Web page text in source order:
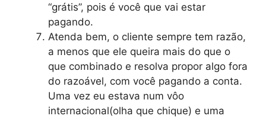
“grátis”, pois é você que vai estar
pagando.
Atenda bem, o cliente sempre tem razão,
a menos que ele queira mais do que o
que combinado e resolva propor algo fora
do razoável, com você pagando a conta.
Uma vez eu estava num vôo
internacional(olha que chique) e uma